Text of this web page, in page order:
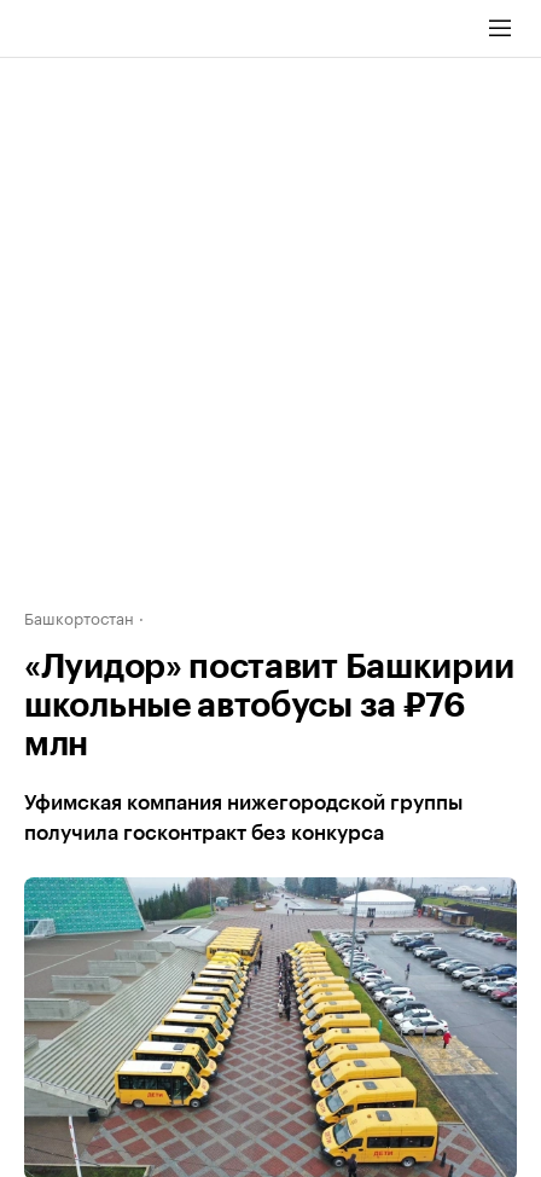
Башкортостан
«Луидор» поставит Башкирии
школьные автобусы за ₽76
млн
Уфимская компания нижегородской группы
получила госконтракт без конкурса